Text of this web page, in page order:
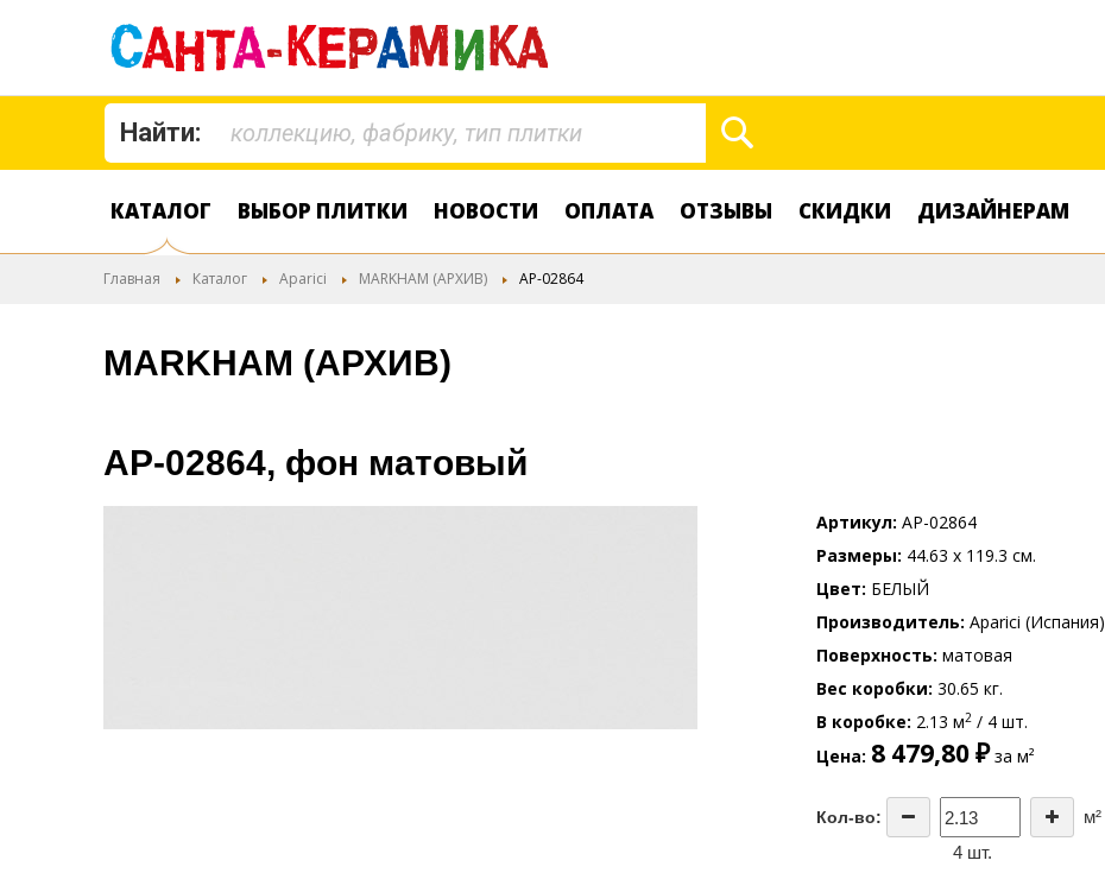
Найти:
КАТАЛОГ ВЫБОР ПЛИТКИ НОВОСТИ ОПЛАТА ОТЗЫВЫ СКИДКИ ДИЗАЙНЕРАМ
Главная Каталог Aparici MARKHAM (АРХИВ) AP-02864
MARKHAM (АРХИВ)
AP-02864, фон матовый
Артикул AP-02864
Размеры 44.63 x 119.3 см.
Цвет БЕЛЫЙ
Производитель Aparici (Испания)
Поверхность матовая
Вес коробки 30.65 кг.
В коробке 2.13 м2 / 4 шт.
Цена 8 479,80 ₽за м²
Кол-во:
м²
4 шт.